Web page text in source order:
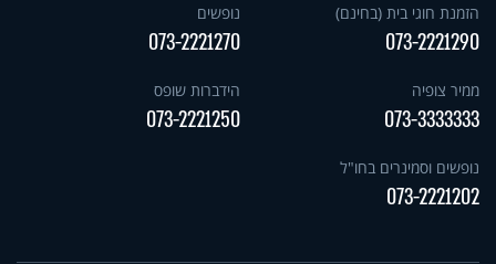
הזמנת חוגי בית (בחינם)
073-2221290
נופשים
073-2221270
ממיר צופיה
073-3333333
הידברות שופס
073-2221250
נופשים וסמינרים בחו"ל
073-2221202